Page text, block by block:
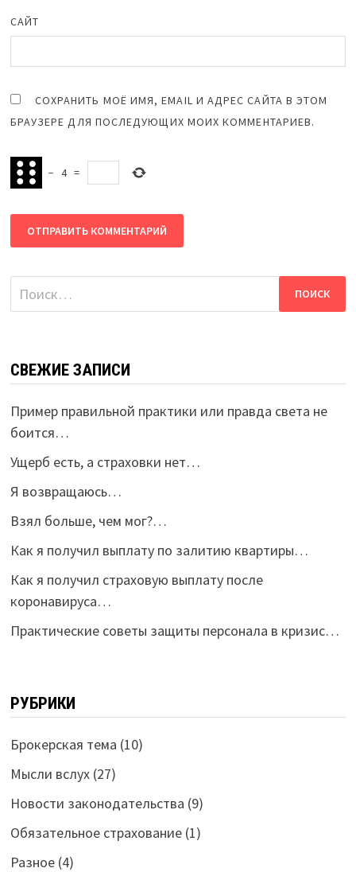
САЙТ
СОХРАНИТЬ МОЁ ИМЯ, EMAIL И АДРЕС САЙТА В ЭТОМ
БРАУЗЕРЕ ДЛЯ ПОСЛЕДУЮЩИХ МОИХ КОММЕНТАРИЕВ.
− 4 =
Найти:
СВЕЖИЕ ЗАПИСИ
Пример правильной практики или правда света не
боится…
Ущерб есть, а страховки нет…
Я возвращаюсь…
Взял больше, чем мог?…
Как я получил выплату по залитию квартиры…
Как я получил страховую выплату после
коронавируса…
Практические советы защиты персонала в кризис…
РУБРИКИ
Брокерская тема (10)
Мысли вслух(27)
Новости законодательства (9)
Обязательное страхование(1)
Разное(4)